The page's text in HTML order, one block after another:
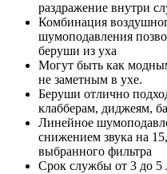
раздражение внутри
Комбинация
шумоподавления
беруши из уха
Могут быть как
не заметным в ухе.
Беруши отлично
клабберам, диджеям,
Линейное
снижением звука на
выбранного фильтра
Срок службы от 3 до 5